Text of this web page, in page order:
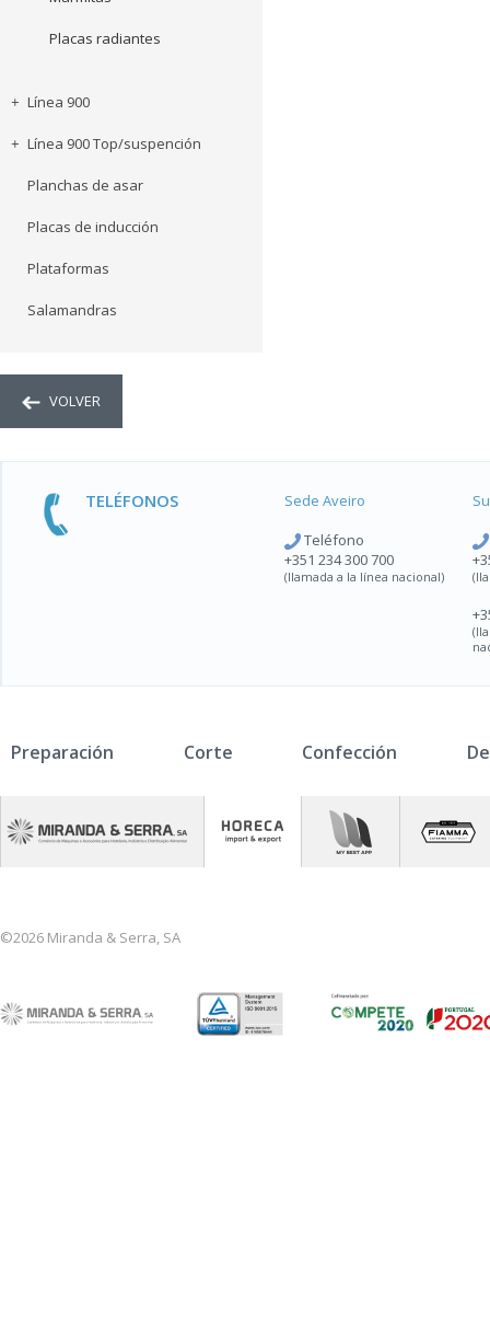
Placas radiantes
Línea 900
Línea 900 Top/suspención
Planchas de asar
Placas de inducción
Plataformas
Salamandras
VOLVER
TELÉFONOS
Sede Aveiro
Teléfono
+351 234 300 700
(llamada a la línea nacional)
Preparación Corte Confección
©2026 Miranda & Serra, SA